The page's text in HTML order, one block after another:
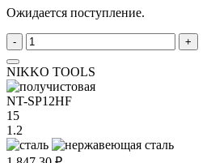
Ожидается поступление.
- +
NIKKO TOOLS
NT-SP12HF
15
1.2